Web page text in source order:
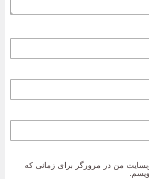
من در مرورگر برای زمانی که